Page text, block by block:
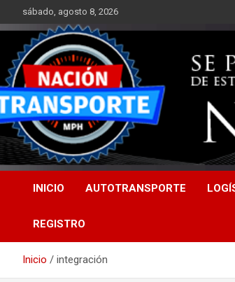
al
contenido
sábado, agosto 8, 2026
INICIO AUTOTRANSPORTE
REGISTRO
Inicio integración